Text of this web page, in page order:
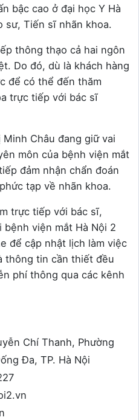
bậc cao ở đại học Y Hà
sư, Tiến sĩ nhãn khoa.
thông thạo cả hai ngôn
Do đó, dù là khách hàng
để có thể đến thăm
trực tiếp với bác sĩ
Châu đang giữ vai
môn của bệnh viện mắt
đảm nhận chẩn đoán
tạp về nhãn khoa.
trực tiếp với bác sĩ,
viện mắt Hà Nội 2
để cập nhật lịch làm việc
thông tin cần thiết đều
phí thông qua các kênh
Chí Thanh, Phường
Đa, TP. Hà Nội